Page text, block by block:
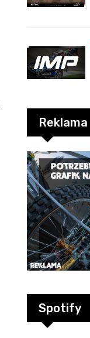
Reklama
Spotify